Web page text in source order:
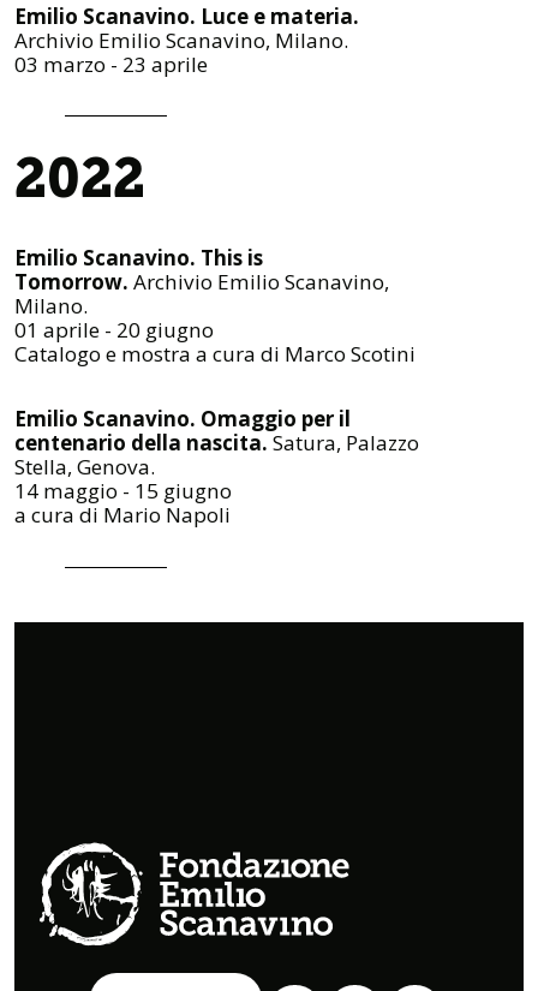
Emilio Scanavino. Luce e materia.
Archivio Emilio Scanavino, Milano.
03 marzo - 23 aprile
2022
Emilio Scanavino. This is
Tomorrow. Archivio Emilio Scanavino,
Milano.
01 aprile - 20 giugno
Catalogo e mostra a cura di Marco Scotini
Emilio Scanavino. Omaggio per il
centenario della nascita. Satura, Palazzo
Stella, Genova.
14 maggio - 15 giugno
a cura di Mario Napoli